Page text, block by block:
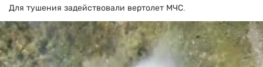
Для тушения задействовали вертолет МЧС.